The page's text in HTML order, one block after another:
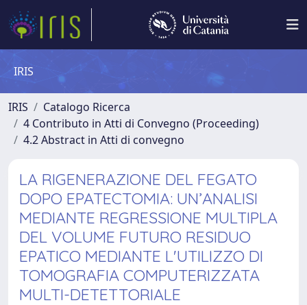
IRIS
IRIS
Catalogo Ricerca
4 Contributo in Atti di Convegno (Proceeding)
4.2 Abstract in Atti di convegno
LA RIGENERAZIONE DEL FEGATO
DOPO EPATECTOMIA: UN’ANALISI
MEDIANTE REGRESSIONE MULTIPLA
DEL VOLUME FUTURO RESIDUO
EPATICO MEDIANTE L'UTILIZZO DI
TOMOGRAFIA COMPUTERIZZATA
MULTI-DETETTORIALE